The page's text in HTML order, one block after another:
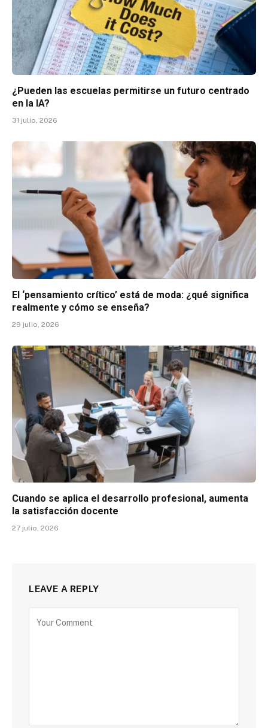
¿Pueden las escuelas permitirse un futuro centrado
en la IA?
31 julio, 2026
El ‘pensamiento crítico’ está de moda: ¿qué significa
realmente y cómo se enseña?
29 julio, 2026
Cuando se aplica el desarrollo profesional, aumenta
la satisfacción docente
27 julio, 2026
LEAVE A REPLY